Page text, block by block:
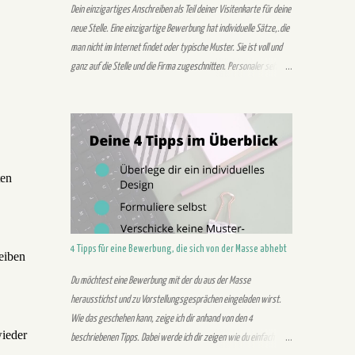
diesem Zeitraum solltest du nicht nur die Stellenausschreibung
finden, sondern du solltest dich in diesem Zeitraum auch
bewerben....
Dein einzigartiges Anschreiben als Teil deiner Visitenkarte für deine
neue Stelle. Eine einzigartige Bewerbung hat individuelle Sätze,.die
man nicht im Internet findet oder typische Muster. Sie ist voll und
ganz auf die Stelle und die Firma zugeschnitten. Personaler sehen
Außerdem geht es um die Gründe für eine einzigartige Bewerbung.
Warum brauchst du eine einzigartige Bewerbung? Durch eine
individuelle Bewerbung hebst du dich von der Masse der Bewerber
ab. Personaler wollen dich durch deine Bewerbung kennenlernen.
Das Anschreiben dient vor allem zur Darstellung deiner
Kompetenzen und Stärken. Mit deinen Stärken und Kompetenzen
investiert dabei zwar mehr Zeit in dein Anschreiben, dies
signalisiert dem Unternehmen aber dein Interesse. Zudem kannst
du dich dem Unternehmen b...
4 Tipps für eine Bewerbung, die sich von der Masse abhebt
Du möchtest eine Bewerbung mit der du aus der Masse
herausstichst und zu Vorstellungsgesprächen eingeladen wirst.
Wie das geschehen kann, zeige ich dir anhand von den 4
beschriebenen Tipps. Dabei werde ich dir zeigen wie du einfach und